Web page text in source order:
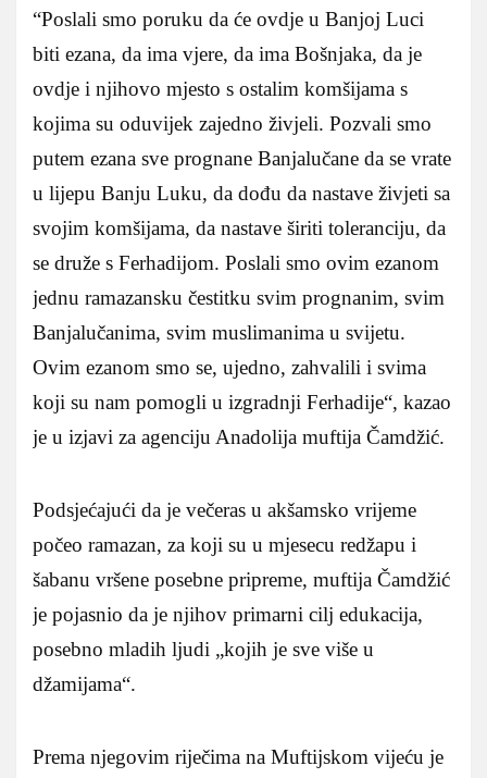
“Poslali smo poruku da će ovdje u Banjoj Luci
biti ezana, da ima vjere, da ima Bošnjaka, da je
ovdje i njihovo mjesto s ostalim komšijama s
kojima su oduvijek zajedno živjeli. Pozvali smo
putem ezana sve prognane Banjalučane da se vrate
u lijepu Banju Luku, da dođu da nastave živjeti sa
svojim komšijama, da nastave širiti toleranciju, da
se druže s Ferhadijom. Poslali smo ovim ezanom
jednu ramazansku čestitku svim prognanim, svim
Banjalučanima, svim muslimanima u svijetu.
Ovim ezanom smo se, ujedno, zahvalili i svima
koji su nam pomogli u izgradnji Ferhadije“, kazao
je u izjavi za agenciju Anadolija muftija Čamdžić.
Podsjećajući da je večeras u akšamsko vrijeme
počeo ramazan, za koji su u mjesecu redžapu i
šabanu vršene posebne pripreme, muftija Čamdžić
je pojasnio da je njihov primarni cilj edukacija,
posebno mladih ljudi „kojih je sve više u
džamijama“.
Prema njegovim riječima na Muftijskom vijeću je